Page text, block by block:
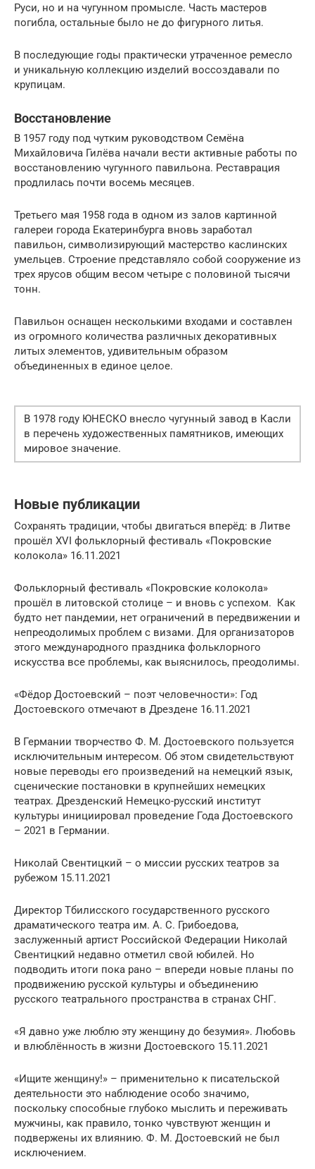
Руси, но и на чугунном промысле. Часть мастеров
погибла, остальные было не до фигурного литья.
В последующие годы практически утраченное ремесло
и уникальную коллекцию изделий воссоздавали по
крупицам.
Восстановление
В 1957 году под чутким руководством Семёна
Михайловича Гилёва начали вести активные работы по
восстановлению чугунного павильона. Реставрация
продлилась почти восемь месяцев.
Третьего мая 1958 года в одном из залов картинной
галереи города Екатеринбурга вновь заработал
павильон, символизирующий мастерство каслинских
умельцев. Строение представляло собой сооружение из
трех ярусов общим весом четыре с половиной тысячи
тонн.
Павильон оснащен несколькими входами и составлен
из огромного количества различных декоративных
литых элементов, удивительным образом
объединенных в единое целое.
В 1978 году ЮНЕСКО внесло чугунный завод в Касли
в перечень художественных памятников, имеющих
мировое значение.
Новые публикации
Сохранять традиции, чтобы двигаться вперёд: в Литве
прошёл XVI фольклорный фестиваль «Покровские
колокола» 16.11.2021
Фольклорный фестиваль «Покровские колокола»
прошёл в литовской столице – и вновь с успехом. Как
будто нет пандемии, нет ограничений в передвижении и
непреодолимых проблем с визами. Для организаторов
этого международного праздника фольклорного
искусства все проблемы, как выяснилось, преодолимы.
«Фёдор Достоевский – поэт человечности»: Год
Достоевского отмечают в Дрездене 16.11.2021
В Германии творчество Ф. М. Достоевского пользуется
исключительным интересом. Об этом свидетельствуют
новые переводы его произведений на немецкий язык,
сценические постановки в крупнейших немецких
театрах. Дрезденский Немецко-русский институт
культуры инициировал проведение Года Достоевского
– 2021 в Германии.
Николай Свентицкий – о миссии русских театров за
рубежом 15.11.2021
Директор Тбилисского государственного русского
драматического театра им. А. С. Грибоедова,
заслуженный артист Российской Федерации Николай
Свентицкий недавно отметил свой юбилей. Но
подводить итоги пока рано – впереди новые планы по
продвижению русской культуры и объединению
русского театрального пространства в странах СНГ.
«Я давно уже люблю эту женщину до безумия». Любовь
и влюблённость в жизни Достоевского 15.11.2021
«Ищите женщину!» – применительно к писательской
деятельности это наблюдение особо значимо,
поскольку способные глубоко мыслить и переживать
мужчины, как правило, тонко чувствуют женщин и
подвержены их влиянию. Ф. М. Достоевский не был
исключением.